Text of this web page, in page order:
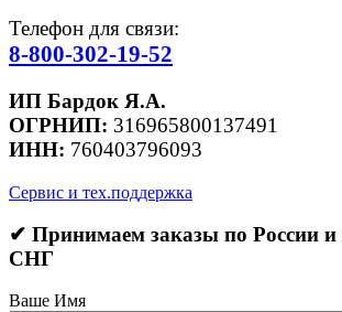
Телефон для связи:
8-800-302-19-52
ИП Бардок Я.А.
ОГРНИП: 316965800137491
ИНН: 760403796093
Сервис и тех.поддержка
✔ Принимаем заказы по России и
СНГ
Ваше Имя